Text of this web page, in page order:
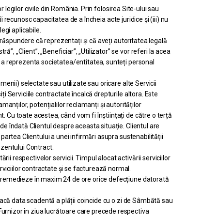
civile din România. Prin folosirea Site-ului sau
capacitatea de a încheia acte juridice și (iii) nu
aplicabile.
că reprezentați și că aveți autoritatea legală
„Client”, „Beneficiar”, „Utilizator” se vor referi la acea
reprezenta societatea/entitatea, sunteți personal
selectate sau utilizate sau oricare alte Servicii
Serviciile contractate încalcă drepturile altora. Este
potențialilor reclamanți și autorităților
Cu toate acestea, când vom fi înștiințați de către o terță
îndată Clientul despre aceasta situație. Clientul are
Clientului a unei infirmări asupra sustenabilității
Contract.
respectivelor servicii. Timpul alocat activării serviciilor
contractate și se facturează normal.
în maxim 24 de ore orice defecțiune datorată
data scadentă a plății coincide cu o zi de Sâmbătă sau
în ziua lucrătoare care precede respectiva